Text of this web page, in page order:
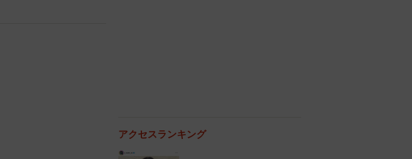
アクセスランキング